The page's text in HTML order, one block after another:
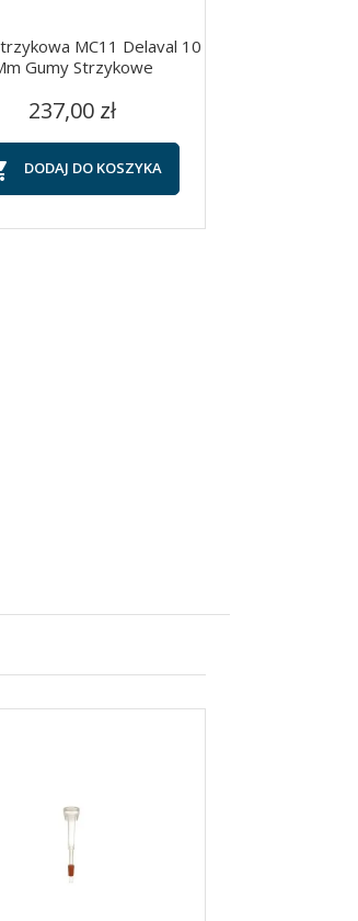
Szybki podgląd
MC11 Delaval 10
Gumy Strzykowe
Cena
237,00 zł
DODAJ DO KOSZYKA